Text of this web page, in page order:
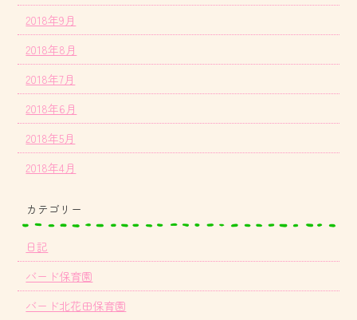
2018年9月
2018年8月
2018年7月
2018年6月
2018年5月
2018年4月
カテゴリー
日記
バード保育園
バード北花田保育園